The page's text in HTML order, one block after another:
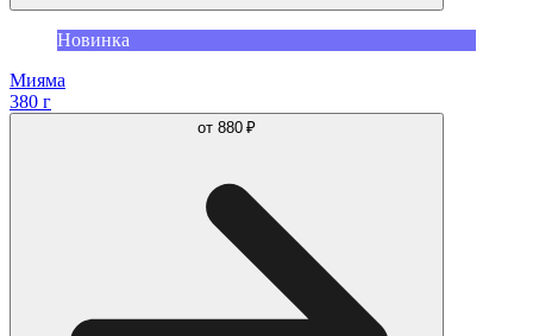
Новинка
Мияма
380 г
от 880 ₽